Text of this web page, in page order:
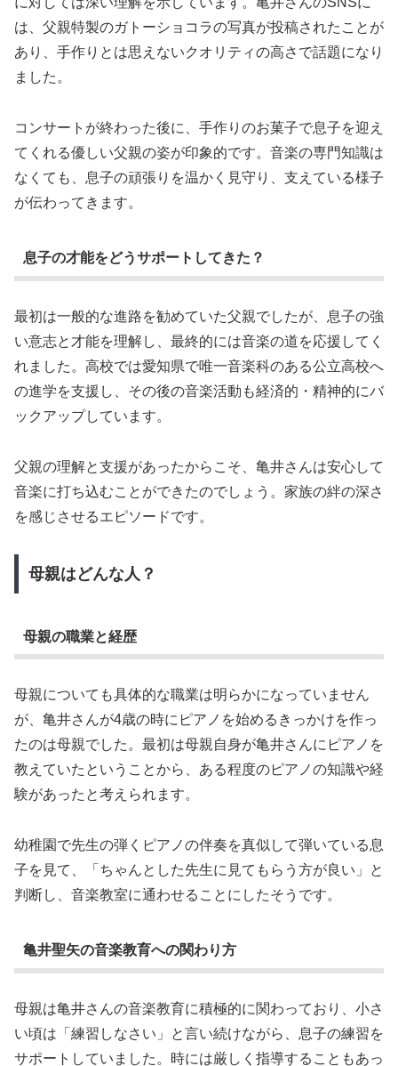
は、父親特製のガトーショコラの写真が投稿されたことが
あり、手作りとは思えないクオリティの高さで話題になり
ました。
コンサートが終わった後に、手作りのお菓子で息子を迎え
てくれる優しい父親の姿が印象的です。音楽の専門知識は
なくても、息子の頑張りを温かく見守り、支えている様子
が伝わってきます。
息子の才能をどうサポートしてきた？
最初は一般的な進路を勧めていた父親でしたが、息子の強
い意志と才能を理解し、最終的には音楽の道を応援してく
れました。高校では愛知県で唯一音楽科のある公立高校へ
の進学を支援し、その後の音楽活動も経済的・精神的にバ
ックアップしています。
父親の理解と支援があったからこそ、亀井さんは安心して
音楽に打ち込むことができたのでしょう。家族の絆の深さ
を感じさせるエピソードです。
母親はどんな人？
母親の職業と経歴
母親についても具体的な職業は明らかになっていません
が、亀井さんが4歳の時にピアノを始めるきっかけを作っ
たのは母親でした。最初は母親自身が亀井さんにピアノを
教えていたということから、ある程度のピアノの知識や経
験があったと考えられます。
幼稚園で先生の弾くピアノの伴奏を真似して弾いている息
子を見て、「ちゃんとした先生に見てもらう方が良い」と
判断し、音楽教室に通わせることにしたそうです。
亀井聖矢の音楽教育への関わり方
母親は亀井さんの音楽教育に積極的に関わっており、小さ
い頃は「練習しなさい」と言い続けながら、息子の練習を
サポートしていました。時には厳しく指導することもあっ